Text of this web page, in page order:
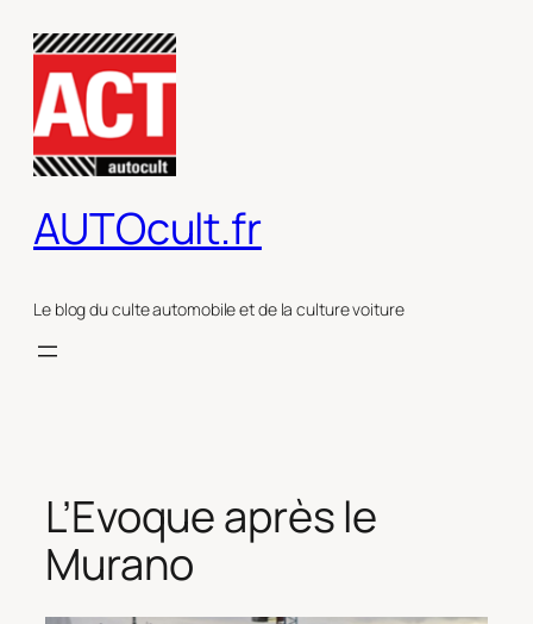
contenu
AUTOcult.fr
Le blog du culte automobile et de la culture voiture
L’Evoque après le
Murano